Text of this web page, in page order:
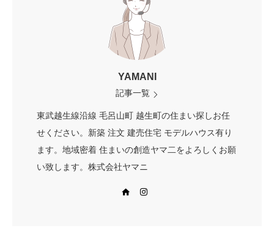
YAMANI
記事一覧
東武越生線沿線 毛呂山町 越生町の住まい探しお任
せください。新築 注文 建売住宅 モデルハウス有り
ます。地域密着 住まいの創造ヤマ二をよろしくお願
い致します。株式会社ヤマニ